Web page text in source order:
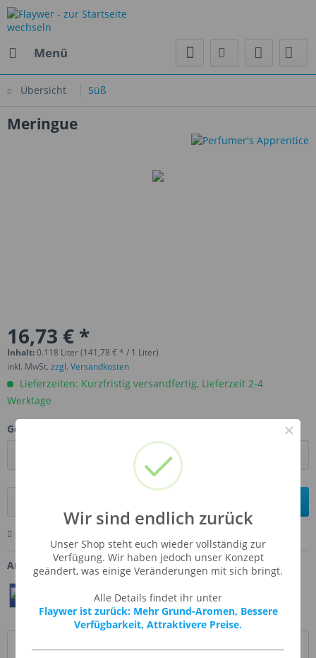
Menü
Übersicht Süß
Meringue
16,73 € *
Inhalt:0.118 Liter (141,78 € * / 1 Liter)
inkl. MwSt. zzgl. Versandkosten
Lieferzeiten: Kurzfristig versandfertig, Lieferzeit 2-4
Werktage
Gebinde:
Artikel-Nr.: TFA-MERING
Twittern Pin It
×
Wir sind endlich zurück
Unser Shop steht euch wieder vollständig zur
Verfügung. Wir haben jedoch unser Konzept
geändert, was einige Veränderungen mit sich bringt.
Alle Details findet ihr unter
Flaywer ist zurück: Mehr Grund-Aromen, Bessere
Verfügbarkeit, Attraktivere Preise.